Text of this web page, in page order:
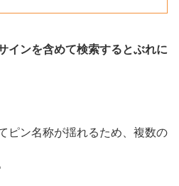
インを含めて検索するとぶれに
ピン名称が揺れるため、複数の